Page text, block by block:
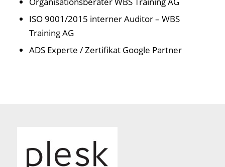
ISO 9001/2015 interner Auditor – WBS
Training AG
ADS Experte / Zertifikat Google Partner